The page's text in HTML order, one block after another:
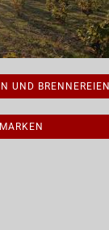
UND BRENNEREIEN